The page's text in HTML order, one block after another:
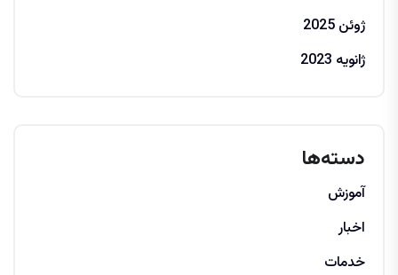
ژوئن 2025
ژانویه 2023
دسته‌ها
آموزش
اخبار
خدمات